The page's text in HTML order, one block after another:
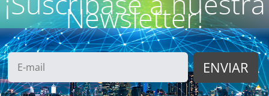
Newsletter!